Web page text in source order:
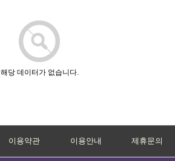
해당 데이터가 없습니다.
이용약관 이용안내 제휴문의